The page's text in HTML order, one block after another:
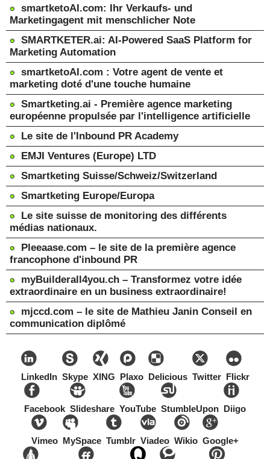
smartketoAI.com: Ihr Verkaufs- und
Marketingagent mit menschlicher Note
SMARTKETER.ai: AI-Powered SaaS Platform for
Marketing Automation
smartketoAI.com : Votre agent de vente et
marketing doté d'une touche humaine
Smartketing.ai - Première agence marketing
européenne propulsée par l'intelligence artificielle
Le site de l'Inbound PR Academy
EMJI Ventures (Europe) LTD
Smartketing Suisse/Schweiz/Switzerland
Smartketing Europe/Europa
Le site suisse de monitoring des différents
médias nationaux.
Pleeaase.com – le site de la première agence
francophone d'inbound PR
myBuilderall4you.ch – Transformez votre idée
extraordinaire en un business extraordinaire!
mjccd.com – le site de Mathieu Janin Conseil en
communication diplômé
LinkedIn Skype XING Plaxo Delicious Twitter Flickr
Facebook Slideshare YouTube StumbleUpon Diigo
Vimeo MySpace Tumblr Viadeo Wikio Google+